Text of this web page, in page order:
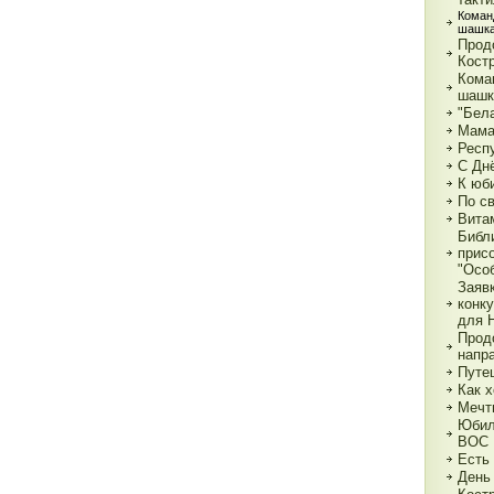
С
К
По
для
Как
ВОС
День